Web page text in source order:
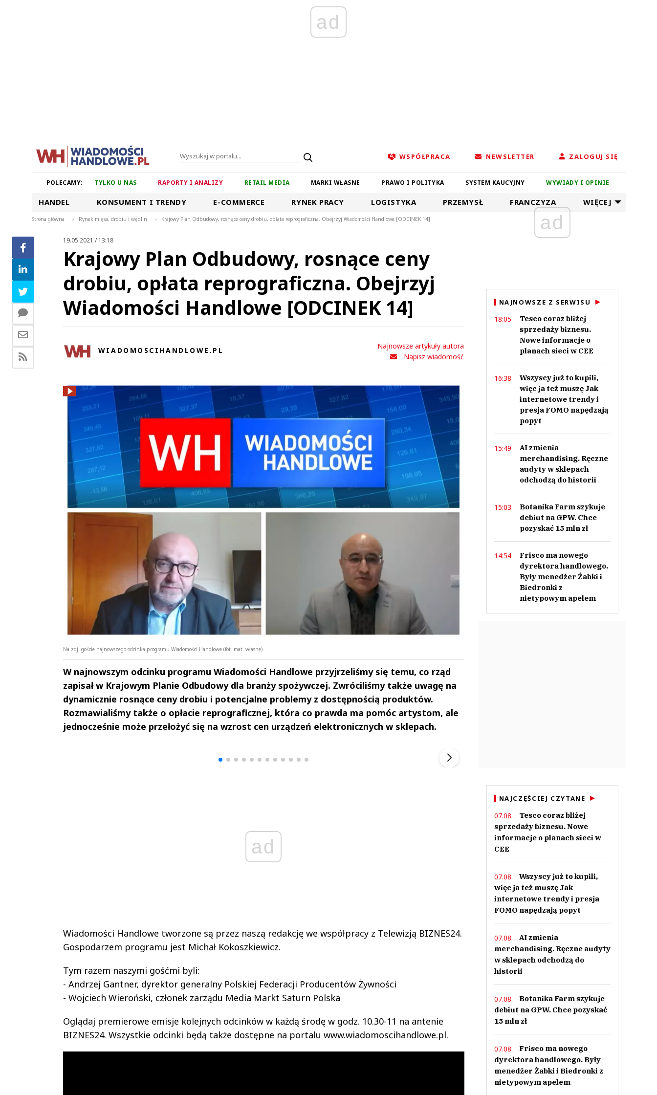
ad
WSPÓŁPRACA NEWSLETTER ZALOGUJ SIĘ
POLECAMY: TYLKO U NAS RAPORTY I ANALIZY RETAIL MEDIA MARKI WŁASNE PRAWO I POLITYKA SYSTEM KAUCYJNY WYWIADY I OPINIE
HANDEL KONSUMENT I TRENDY E-COMMERCE RYNEK PRACY LOGISTYKA PRZEMYSŁ FRANCZYZA WIĘCEJ
Strona główna > Rynek mięsa, drobiu i wędlin > Krajowy Plan Odbudowy, rosnące ceny drobiu, opłata reprograficzna. Obejrzyj Wiadomości Handlowe [ODCINEK 14]
19.05.2021 / 13:18
Krajowy Plan Odbudowy, rosnące ceny
drobiu, opłata reprograficzna. Obejrzyj
Wiadomości Handlowe [ODCINEK 14]
WIADOMOSCIHANDLOWE.PL
Najnowsze artykuły autora
Napisz wiadomość
Na zdj. goście najnowszego odcinka programu Wiadomości Handlowe (fot. mat. własne)
W najnowszym odcinku programu Wiadomości Handlowe przyjrzeliśmy się temu, co rząd
zapisał w Krajowym Planie Odbudowy dla branży spożywczej. Zwróciliśmy także uwagę na
dynamicznie rosnące ceny drobiu i potencjalne problemy z dostępnością produktów.
Rozmawialiśmy także o opłacie reprograficznej, która co prawda ma pomóc artystom, ale
jednocześnie może przełożyć się na wzrost cen urządzeń elektronicznych w sklepach.
ad
Wiadomości Handlowe tworzone są przez naszą redakcję we współpracy z Telewizją BIZNES24.
Gospodarzem programu jest Michał Kokoszkiewicz.
Tym razem naszymi gośćmi byli:
- Andrzej Gantner, dyrektor generalny Polskiej Federacji Producentów Żywności
- Wojciech Wieroński, członek zarządu Media Markt Saturn Polska
Oglądaj premierowe emisje kolejnych odcinków w każdą środę w godz. 10.30-11 na antenie
BIZNES24. Wszystkie odcinki będą także dostępne na portalu www.wiadomoscihandlowe.pl.
Andrzej i Marta
Marta i Andrzej
Sterniccy
Michał Stężalski
ad
NAJNOWSZE Z SERWISU
18:05
Tesco coraz bliżej
sprzedaży biznesu.
Nowe informacje o
planach sieci w CEE
16:38
Wszyscy już to kupili,
więc ja też muszę Jak
internetowe trendy i
presja FOMO napędzają
popyt
15:49
AI zmienia
merchandising. Ręczne
audyty w sklepach
odchodzą do historii
15:03
Botanika Farm szykuje
debiut na GPW. Chce
pozyskać 15 mln zł
14:54
Frisco ma nowego
dyrektora handlowego.
Były menedżer Żabki i
Biedronki z
nietypowym apelem
NAJCZĘŚCIEJ CZYTANE
07.08.
Tesco coraz bliżej
sprzedaży biznesu. Nowe
informacje o planach sieci w
CEE
07.08.
Wszyscy już to kupili,
więc ja też muszę Jak
internetowe trendy i presja
FOMO napędzają popyt
07.08.
AI zmienia
merchandising. Ręczne audyty
w sklepach odchodzą do
historii
07.08.
Botanika Farm szykuje
debiut na GPW. Chce pozyskać
15 mln zł
07.08.
Frisco ma nowego
dyrektora handlowego. Były
menedżer Żabki i Biedronki z
nietypowym apelem